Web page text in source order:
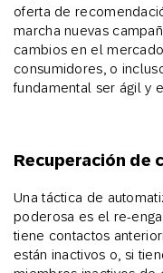
oferta de
marcha nuevas
cambios en el
consumidores, o
fundamental ser ágil y
Recuperación de
Una táctica de
poderosa es el re-
tiene contactos
están inactivos o, si